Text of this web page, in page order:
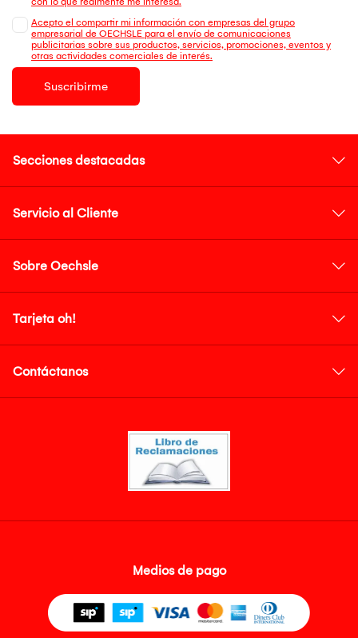
Acepto el compartir mi información con empresas del grupo
empresarial de OECHSLE para el envío de comunicaciones
publicitarias sobre sus productos, servicios, promociones, eventos y
otras actividades comerciales de interés.
Suscribirme
Secciones destacadas
Servicio al Cliente
Sobre Oechsle
Tarjeta oh!
Contáctanos
Medios de pago